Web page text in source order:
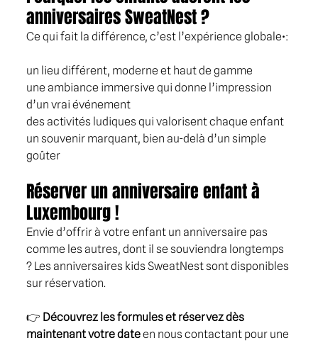
anniversaires SweatNest ?
Ce qui fait la différence, c’est l’expérience globale•:
un lieu différent, moderne et haut de gamme
une ambiance immersive qui donne l’impression
d’un vrai événement
des activités ludiques qui valorisent chaque enfant
un souvenir marquant, bien au-delà d’un simple
goûter
Réserver un anniversaire enfant à
Luxembourg !
Envie d’offrir à votre enfant un anniversaire pas
comme les autres, dont il se souviendra longtemps
? Les anniversaires kids SweatNest sont disponibles
sur réservation.
👉 Découvrez les formules et réservez dès
maintenant votre date en nous contactant pour une